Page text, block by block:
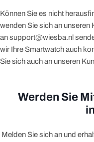
Können Sie es nicht
wenden Sie sich an unseren
an support@wiesba.nl
wir Ihre Smartwatch auch
Sie sich auch an unseren
Werden Sie
Melden Sie sich an und